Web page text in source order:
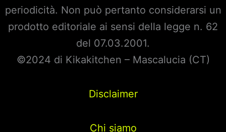
periodicità. Non può pertanto considerarsi un
prodotto editoriale ai sensi della legge n. 62
del 07.03.2001.
©2024 di Kikakitchen – Mascalucia (CT)
Disclaimer
Chi siamo